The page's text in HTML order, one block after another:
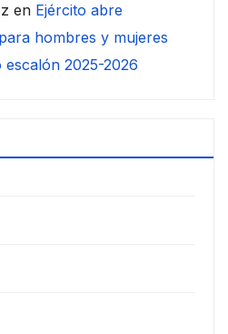
en Ejército abre
hombres y mujeres
2025-2026